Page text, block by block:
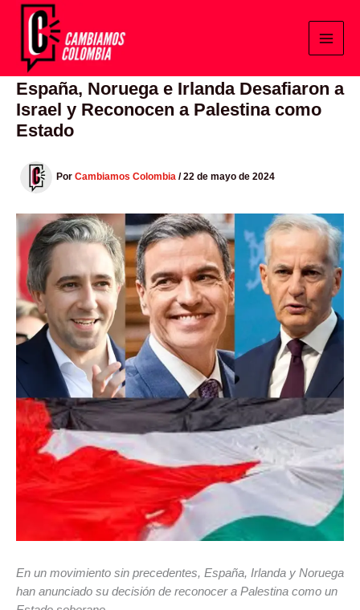
contenido
España, Noruega e Irlanda Desafiaron a
Israel y Reconocen a Palestina como
Estado
Por Cambiamos Colombia /22 de mayo de 2024
En un movimiento sin precedentes, España, Irlanda y Noruega
han anunciado su decisión de reconocer a Palestina como un